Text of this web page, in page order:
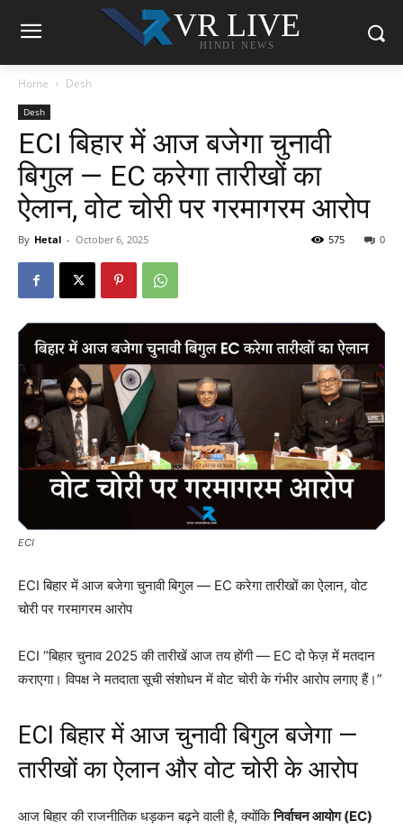
VR LIVE
HINDI NEWS
Home Desh
Desh
ECI बिहार में आज बजेगा चुनावी
बिगुल — EC करेगा तारीखों का
ऐलान, वोट चोरी पर गरमागरम आरोप
By Hetal - October 6, 2025 0
575
ECI
ECI बिहार में आज बजेगा चुनावी बिगुल — EC करेगा तारीखों का ऐलान, वोट
चोरी पर गरमागरम आरोप
ECI “बिहार चुनाव 2025 की तारीखें आज तय होंगी — EC दो फेज़ में मतदान
कराएगा। विपक्ष ने मतदाता सूची संशोधन में वोट चोरी के गंभीर आरोप लगाए हैं।”
ECI बिहार में आज चुनावी बिगुल बजेगा —
तारीखों का ऐलान और वोट चोरी के आरोप
आज बिहार की राजनीतिक धड़कन बढ़ने वाली है, क्योंकिनिर्वाचन आयोग (EC)